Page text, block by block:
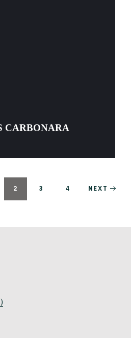
CARBONARA
2 3 4 NEXT